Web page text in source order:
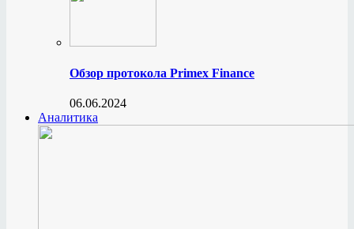
Обзор протокола Primex Finance
06.06.2024
Аналитика